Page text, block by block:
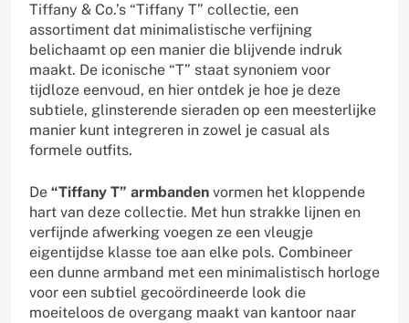
Tiffany & Co.’s “Tiffany T” collectie, een
assortiment dat minimalistische verfijning
belichaamt op een manier die blijvende indruk
maakt. De iconische “T” staat synoniem voor
tijdloze eenvoud, en hier ontdek je hoe je deze
subtiele, glinsterende sieraden op een meesterlijke
manier kunt integreren in zowel je casual als
formele outfits.
De “Tiffany T” armbanden vormen het kloppende
hart van deze collectie. Met hun strakke lijnen en
verfijnde afwerking voegen ze een vleugje
eigentijdse klasse toe aan elke pols. Combineer
een dunne armband met een minimalistisch horloge
voor een subtiel gecoördineerde look die
moeiteloos de overgang maakt van kantoor naar